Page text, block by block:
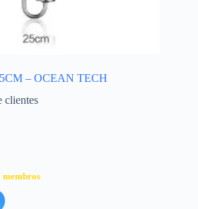
– OCEAN TECH
clientes
membros